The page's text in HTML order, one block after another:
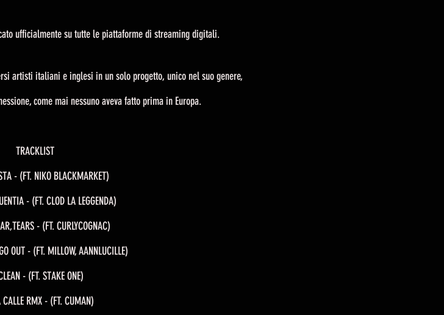
ufficialmente su tutte le piattaforme di streaming digitali.
artisti italiani e inglesi in un solo progetto, unico nel suo genere,
come mai nessuno aveva fatto prima in Europa.
TRACKLIST
- (FT. NIKO BLACKMARKET)
- (FT. CLOD LA LEGGENDA)
- (FT. CURLYCOGNAC)
OUT - (FT. MILLOW, AANNLUCILLE)
- (FT. STAKE ONE)
CALLE RMX - (FT. CUMAN)